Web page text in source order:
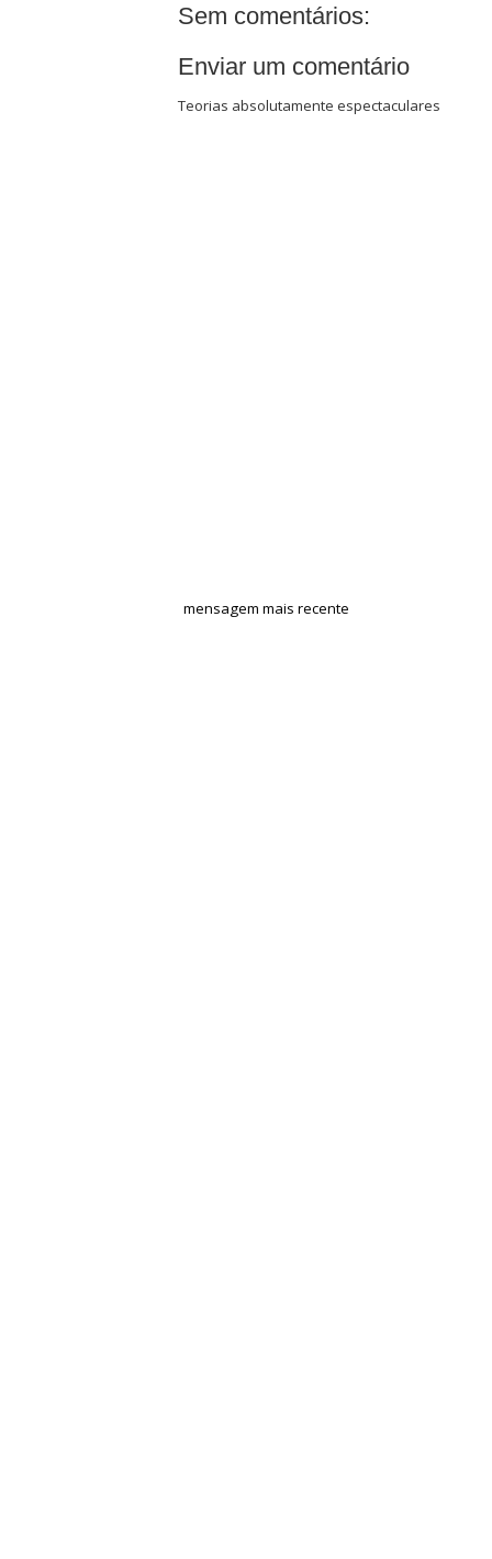
Sem comentários:
Enviar um comentário
Teorias absolutamente espectaculares
mensagem mais recente